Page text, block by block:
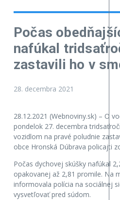
Počas
nafúkal
zastavili ho v
28. decembra 2021
28.12.2021 (Webnoviny.sk) – O
pondelok 27. decembra
vozidlom na pravé poludnie
obce Hronská Dúbrava policajti
Počas dychovej skúšky nafúkal
opakovanej až 2,81 promile. Na
informovala polícia na sociálnej
vysvetľovať pred súdom.